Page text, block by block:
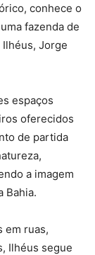
conhece o
fazenda de
Jorge
espaços
oferecidos
de partida
a imagem
Bahia.
em ruas,
Ilhéus segue